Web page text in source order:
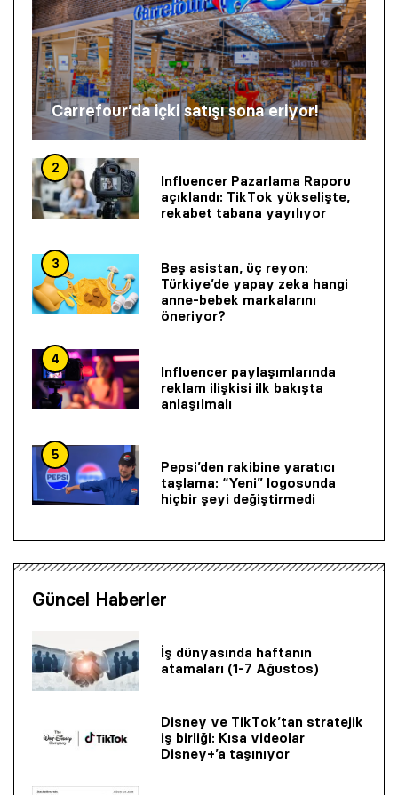
Carrefour’da içki satışı sona eriyor!
2
Influencer Pazarlama Raporu
açıklandı: TikTok yükselişte,
rekabet tabana yayılıyor
3
Beş asistan, üç reyon:
Türkiye’de yapay zeka hangi
anne-bebek markalarını
öneriyor?
4
Influencer paylaşımlarında
reklam ilişkisi ilk bakışta
anlaşılmalı
5
Pepsi’den rakibine yaratıcı
taşlama: “Yeni” logosunda
hiçbir şeyi değiştirmedi
Güncel Haberler
İş dünyasında haftanın
atamaları (1-7 Ağustos)
Disney ve TikTok’tan stratejik
iş birliği: Kısa videolar
Disney+’a taşınıyor